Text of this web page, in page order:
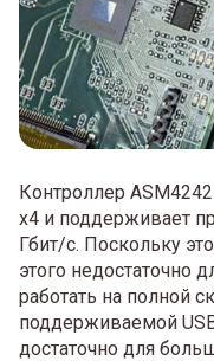
Контроллер
x4 и поддерживает
Гбит/с. Поскольку
этого недостаточно
работать на полной
поддерживаемой
достаточно для